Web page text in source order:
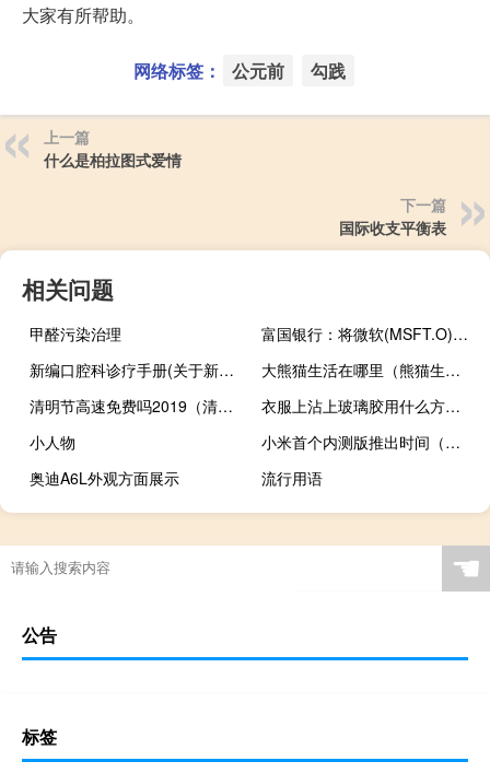
大家有所帮助。
网络标签： 公元前 勾践
上一篇
什么是柏拉图式爱情
下一篇
国际收支平衡表
相关问题
甲醛污染治理
富国银行：将微软(MSFT.O)目标价从410美元上调至425美元
新编口腔科诊疗手册(关于新编口腔科诊疗手册的简介)
大熊猫生活在哪里（熊猫生活区域）
清明节高速免费吗2019（清明节高速收费吗）
衣服上沾上玻璃胶用什么方法清除胶水（衣服上沾上玻璃胶用什么方法清除）
小人物
小米首个内测版推出时间（小米推出1080P版电视棒：U盘型即插式、300块）
奥迪A6L外观方面展示
流行用语
☚
公告
标签